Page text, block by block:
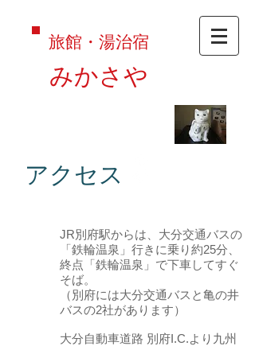
旅館・湯治宿
みかさや
アクセス
JR別府駅からは、大分交通バスの
「鉄輪温泉」行きに乗り約25分、
終点「鉄輪温泉」で下車してすぐ
そば。
（別府には大分交通バスと亀の井
バスの2社があります）
大分自動車道路 別府I.C.より九州